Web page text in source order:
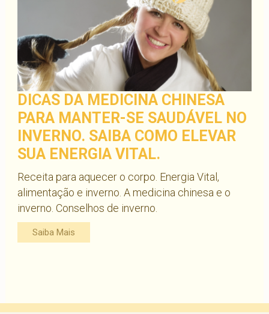
DICAS DA MEDICINA CHINESA
PARA MANTER-SE SAUDÁVEL NO
INVERNO. SAIBA COMO ELEVAR
SUA ENERGIA VITAL.
Receita para aquecer o corpo. Energia Vital,
alimentação e inverno. A medicina chinesa e o
inverno. Conselhos de inverno.
Saiba Mais